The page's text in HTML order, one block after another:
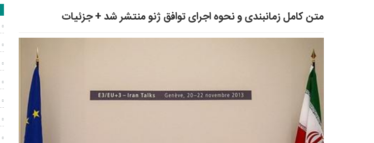
متن کامل زمانبندی و نحوه اجرای توافق ژنو منتشر شد + جزئیات